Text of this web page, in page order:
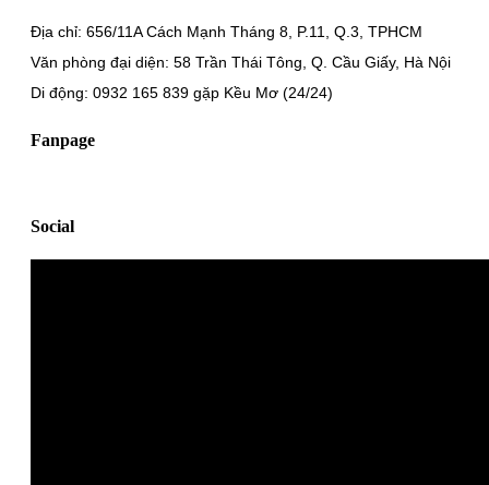
Địa chỉ: 656/11A Cách Mạnh Tháng 8, P.11, Q.3, TPHCM
Văn phòng đại diện: 58 Trần Thái Tông, Q. Cầu Giấy, Hà Nội
Di động: 0932 165 839 gặp Kều Mơ (24/24)
Fanpage
Social